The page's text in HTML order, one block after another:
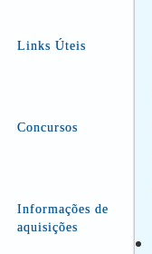
Links Úteis
Concursos
Informações de
aquisições